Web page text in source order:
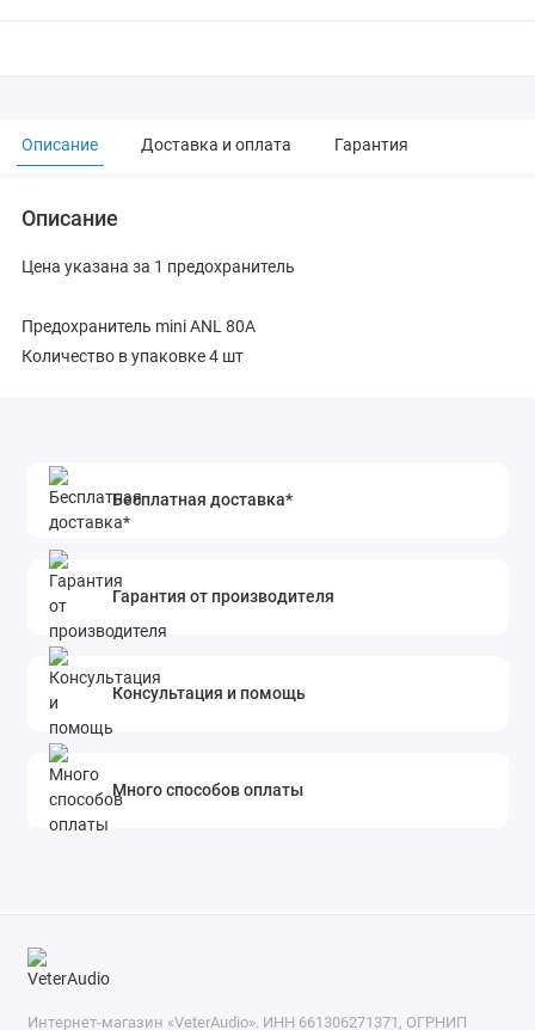
Описание Доставка и оплата Гарантия
Описание
Цена указана за 1 предохранитель
Предохранитель mini ANL 80A
Количество в упаковке 4 шт
Бесплатная доставка*
Гарантия от производителя
Консультация и помощь
Много способов оплаты
Интернет-магазин «VeterAudio». ИНН 661306271371, ОГРНИП